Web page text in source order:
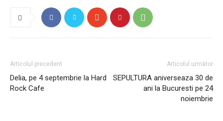
Articolul precedent
Delia, pe 4 septembrie la Hard
Rock Cafe
Articolul următor
SEPULTURA aniverseaza 30 de
ani la Bucuresti pe 24
noiembrie